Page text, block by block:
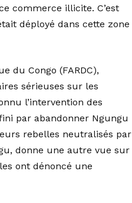
commerce illicite. C’est
déployé dans cette zone
du Congo (FARDC),
sérieuses sur les
l’intervention des
par abandonner Ngungu
rebelles neutralisés par
donne une autre vue sur
ont dénoncé une